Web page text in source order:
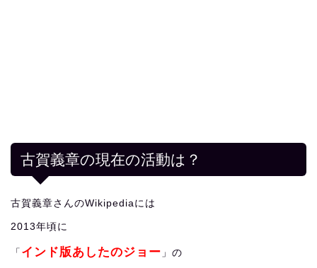
古賀義章の現在の活動は？
古賀義章さんのWikipediaには
2013年頃に
「 インド版あしたのジョー 」の